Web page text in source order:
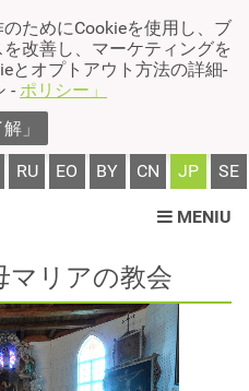
ためにCookieを使用し、ブ
改善し、マーケティングを
とオプトアウト方法の詳細-
- ポリシー」
解」
RU EO BY CN JP SE
MENIU
マリアの教会